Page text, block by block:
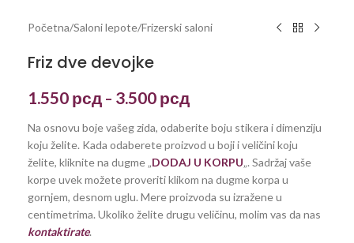
Početna/Saloni lepote/Frizerski saloni
Friz dve devojke
1.550 рсд – 3.500 рсд
Na osnovu boje vašeg zida, odaberite boju stikera i dimenziju
koju želite. Kada odaberete proizvod u boji i veličini koju
želite, kliknite na dugme „DODAJ U KORPU„. Sadržaj vaše
korpe uvek možete proveriti klikom na dugme korpa u
gornjem, desnom uglu. Mere proizvoda su izražene u
centimetrima. Ukoliko želite drugu veličinu, molim vas da nas
kontaktirate.